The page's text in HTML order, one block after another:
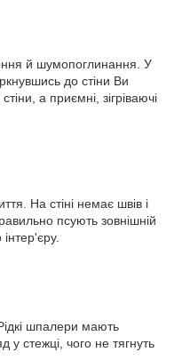
й шумопоглинання. У
до стіни Ви
а приємні, зігріваючі
На стіні немає швів і
псують зовнішній
шпалери мають
у стежці, чого не тягнуть